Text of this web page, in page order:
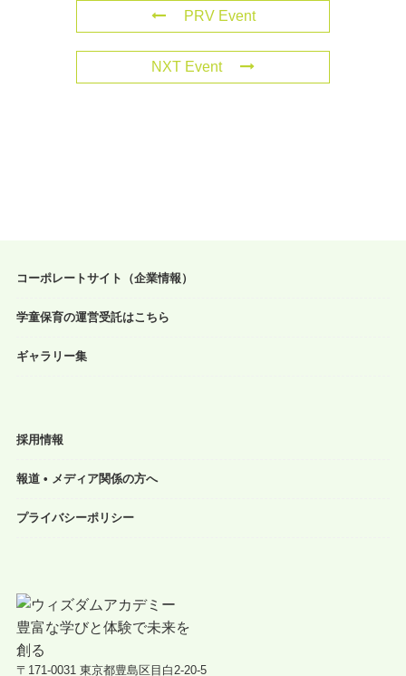
PRV Event
NXT Event
コーポレートサイト（企業情報）
学童保育の運営受託はこちら
ギャラリー集
採用情報
報道 • メディア関係の方へ
プライバシーポリシー
〒171-0031 東京都豊島区目白2-20-5